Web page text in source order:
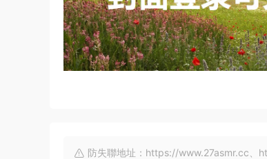
防失聯地址：https://www.27asmr.cc